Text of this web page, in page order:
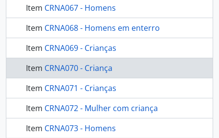
Item CRNA067 - Homens
Item CRNA068 - Homens em enterro
Item CRNA069 - Crianças
Item CRNA070 - Criança
Item CRNA071 - Crianças
Item CRNA072 - Mulher com criança
Item CRNA073 - Homens